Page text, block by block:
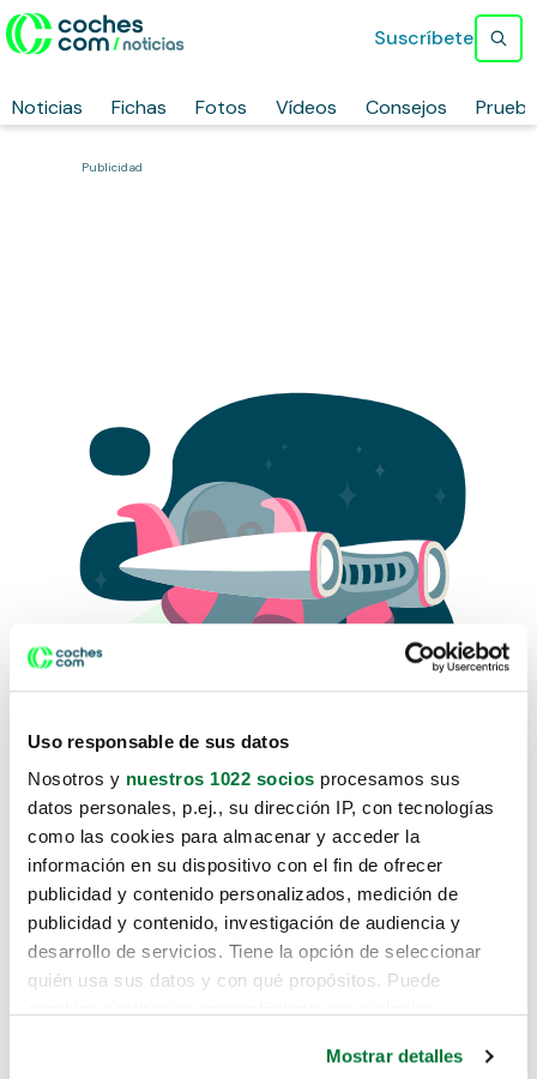
Uso responsable de sus datos
Nosotros y nuestros 1022 socios procesamos sus
datos personales, p.ej., su dirección IP, con tecnologías
como las cookies para almacenar y acceder la
información en su dispositivo con el fin de ofrecer
publicidad y contenido personalizados, medición de
publicidad y contenido, investigación de audiencia y
desarrollo de servicios. Tiene la opción de seleccionar
quién usa sus datos y con qué propósitos. Puede
Mostrar detalles
Noticias Fichas Fotos Vídeos Consejos
Suscríbete
Publicidad
Lo sentimos, no sabemos como
te hemos traido hasta aquí.
Pero puedes encontrar el coche que estás
buscando en alguno de estos enlaces: